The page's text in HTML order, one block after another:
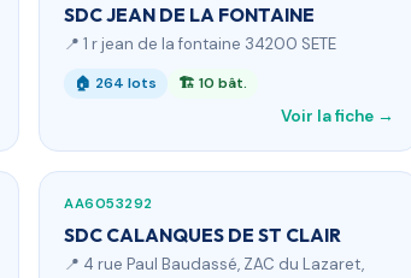
SDC JEAN DE LA FONTAINE
📍 1 r jean de la fontaine 34200 SETE
🏠 264 lots 🏗 10 bât.
Voir la fiche →
AA6053292
SDC CALANQUES DE ST CLAIR
📍 4 rue Paul Baudassé, ZAC du Lazaret,